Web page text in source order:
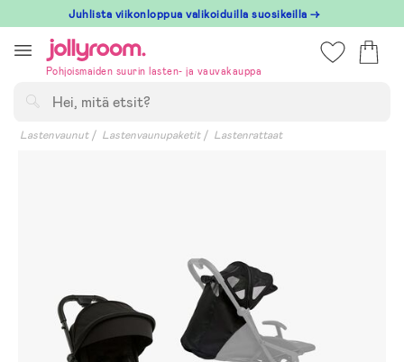
till
innehållet
Juhlista viikonloppua valikoiduilla suosikeilla →
Pohjoismaiden suurin lasten- ja vauvakauppa
Lastenvaunut Lastenvaunupaketit Lastenrattaat